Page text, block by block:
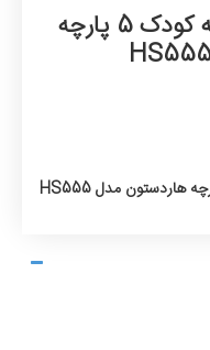
سرویس پخت و پز قابلمه کودک 5 پارچه